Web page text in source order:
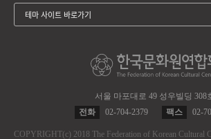
서울 마포대로 49 성우빌딩 308
전화
02-704-2379 팩스 02-
COPYRIGHT(c) 2018 The Federation of Korean Cultural
테마 사이트 바로가기